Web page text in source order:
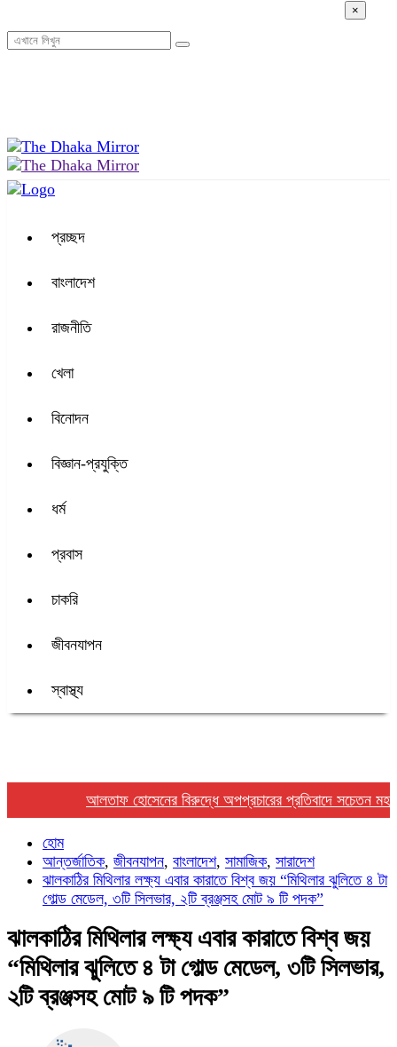
০৪:৪২ অপরাহ্ন, শনিবার, ০৮ অগাস্ট ২০২৬, ২৪ শ্রাবণ ১৪৩৩ বঙ্গাব্দ
প্রচ্ছদ
বাংলাদেশ
রাজনীতি
খেলা
বিনোদন
বিজ্ঞান-প্রযুক্তি
ধর্ম
প্রবাস
চাকরি
জীবনযাপন
স্বাস্থ্য
আলতাফ হোসেনের বিরুদ্ধে অপপ্রচারের প্রতিবাদে সচেতন মহলের
×
হোম
আন্তর্জাতিক, জীবনযাপন, বাংলাদেশ, সামাজিক, সারাদেশ
ঝালকাঠির মিথিলার লক্ষ্য এবার কারাতে বিশ্ব জয় “মিথিলার ঝুলিতে ৪ টা
গোল্ড মেডেল, ৩টি সিলভার, ২টি ব্রঞ্জসহ মোট ৯ টি পদক”
ঝালকাঠির মিথিলার লক্ষ্য এবার কারাতে বিশ্ব জয়
“মিথিলার ঝুলিতে ৪ টা গোল্ড মেডেল, ৩টি সিলভার,
২টি ব্রঞ্জসহ মোট ৯ টি পদক”